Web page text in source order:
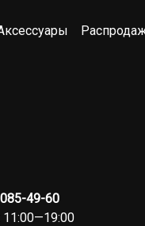
49-60